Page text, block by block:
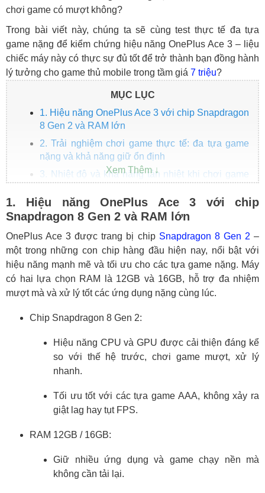
chơi game có mượt không?
Trong bài viết này, chúng ta sẽ cùng test thực tế đa tựa
game nặng để kiểm chứng hiệu năng OnePlus Ace 3 – liệu
chiếc máy này có thực sự đủ tốt để trở thành bạn đồng hành
lý tưởng cho game thủ mobile trong tầm giá 7 triệu?
MỤC LỤC
1. Hiệu năng OnePlus Ace 3 với chip Snapdragon
8 Gen 2 và RAM lớn
2. Trải nghiệm chơi game thực tế: đa tựa game
nặng và khả năng giữ ổn định
3. Nhiệt độ và khả năng tản nhiệt khi chơi game
4. Thời lượng pin và sạc nhanh khi chơi game
5. Kết luận: OnePlus Ace 3 tại HungMobile –
Flagship chơi game mượt, giá cực hấp dẫn
1. Hiệu năng OnePlus Ace 3 với chip
Snapdragon 8 Gen 2 và RAM lớn
OnePlus Ace 3 được trang bị chip Snapdragon 8 Gen 2 –
một trong những con chip hàng đầu hiện nay, nổi bật với
hiệu năng mạnh mẽ và tối ưu cho các tựa game nặng. Máy
có hai lựa chọn RAM là 12GB và 16GB, hỗ trợ đa nhiệm
mượt mà và xử lý tốt các ứng dụng nặng cùng lúc.
Chip Snapdragon 8 Gen 2:
Hiệu năng CPU và GPU được cải thiện đáng kể
so với thế hệ trước, chơi game mượt, xử lý
nhanh.
Tối ưu tốt với các tựa game AAA, không xảy ra
giật lag hay tụt FPS.
RAM 12GB / 16GB:
Giữ nhiều ứng dụng và game chạy nền mà
không cần tải lại.